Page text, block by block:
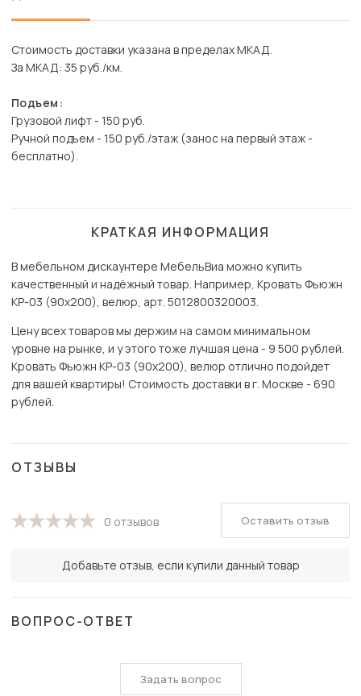
Стоимость доставки указана в пределах МКАД.
За МКАД: 35 руб./км.
Подъем:
Грузовой лифт - 150 руб.
Ручной подъем - 150 руб./этаж (занос на первый этаж -
бесплатно).
КРАТКАЯ ИНФОРМАЦИЯ
В мебельном дискаунтере МебельВиа можно купить
качественный и надёжный товар. Например, Кровать Фьюжн
КР-03 (90х200), велюр, арт. 5012800320003.
Цену всех товаров мы держим на самом минимальном
уровне на рынке, и у этого тоже лучшая цена - 9 500 рублей.
Кровать Фьюжн КР-03 (90х200), велюр отлично подойдет
для вашей квартиры! Стоимость доставки в г. Москве - 690
рублей.
ОТЗЫВЫ
0 отзывов
Добавьте отзыв, если купили данный товар
Оставить отзыв
ВОПРОС-ОТВЕТ
Задать вопрос